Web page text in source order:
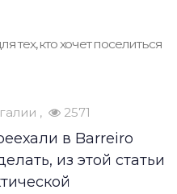
тех, кто хочет поселиться
2571
в Barreiro
из этой статьи